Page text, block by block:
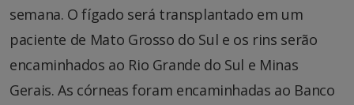
semana. O fígado será transplantado em um
paciente de Mato Grosso do Sul e os rins serão
encaminhados ao Rio Grande do Sul e Minas
Gerais. As córneas foram encaminhadas ao Banco